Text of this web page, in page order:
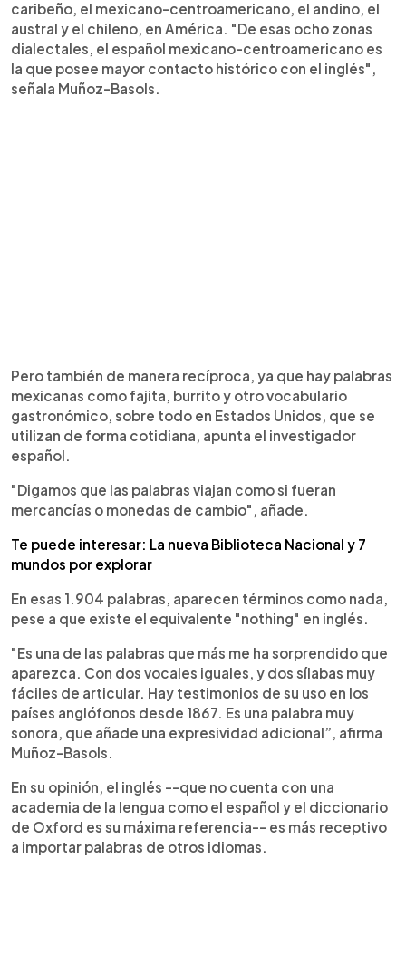
caribeño, el mexicano-centroamericano, el andino, el
austral y el chileno, en América. "De esas ocho zonas
dialectales, el español mexicano-centroamericano es
la que posee mayor contacto histórico con el inglés",
señala Muñoz-Basols.
Pero también de manera recíproca, ya que hay palabras
mexicanas como fajita, burrito y otro vocabulario
gastronómico, sobre todo en Estados Unidos, que se
utilizan de forma cotidiana, apunta el investigador
español.
"Digamos que las palabras viajan como si fueran
mercancías o monedas de cambio", añade.
Te puede interesar: La nueva Biblioteca Nacional y 7
mundos por explorar
En esas 1.904 palabras, aparecen términos como nada,
pese a que existe el equivalente "nothing" en inglés.
"Es una de las palabras que más me ha sorprendido que
aparezca. Con dos vocales iguales, y dos sílabas muy
fáciles de articular. Hay testimonios de su uso en los
países anglófonos desde 1867. Es una palabra muy
sonora, que añade una expresividad adicional”, afirma
Muñoz-Basols.
En su opinión, el inglés --que no cuenta con una
academia de la lengua como el español y el diccionario
de Oxford es su máxima referencia-- es más receptivo
a importar palabras de otros idiomas.